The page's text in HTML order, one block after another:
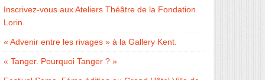
Inscrivez-vous aux Ateliers Théâtre de la Fondation
Lorin.
« Advenir entre les rivages » à la Gallery Kent.
« Tanger. Pourquoi Tanger ? »